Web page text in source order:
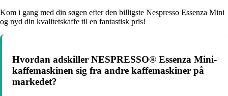
Kom i gang med din søgen efter den billigste Nespresso Essenza Mini
og nyd din kvalitetskaffe til en fantastisk pris!
Hvordan adskiller NESPRESSO® Essenza Mini-
kaffemaskinen sig fra andre kaffemaskiner på
markedet?